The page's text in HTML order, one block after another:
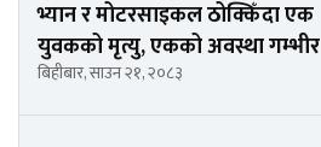
भ्यान र मोटरसाइकल ठोक्किँदा एक
युवकको मृत्यु, एकको अवस्था गम्भीर
बिहीबार, साउन २१, २०८३